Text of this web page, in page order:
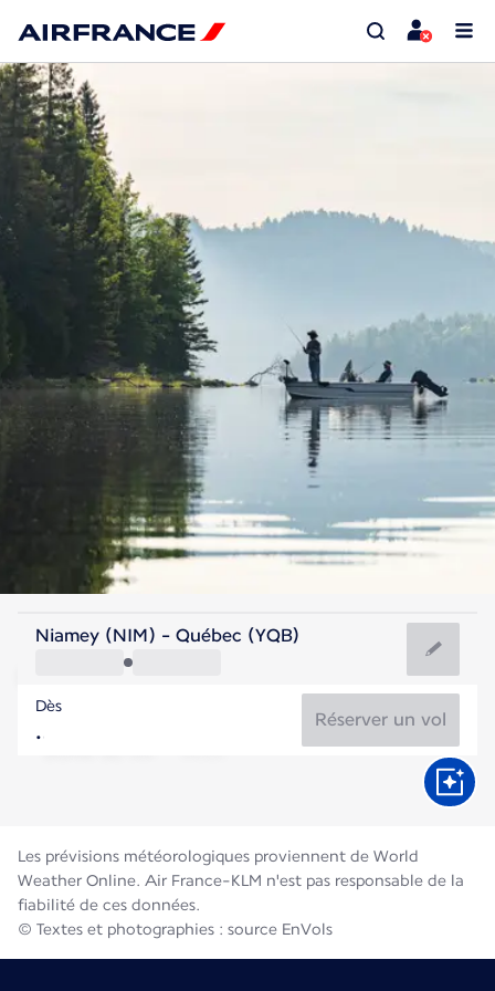
Canada
Québec
Canada
Niamey (NIM) - Québec (YQB)
Dès
Réserver un vol
Les prévisions météorologiques proviennent de World
Weather Online. Air France-KLM n'est pas responsable de la
fiabilité de ces données.
© Textes et photographies : source EnVols